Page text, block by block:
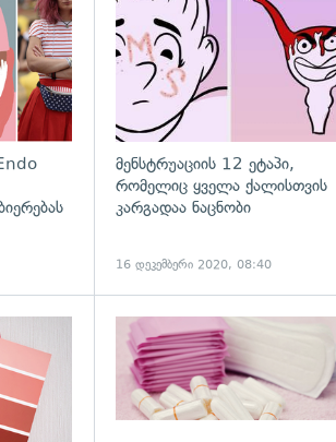
მენსტრუაციის 12 ეტაპი,
რომელიც ყველა ქალისთვის
კარგადაა ნაცნობი
16 დეკემბერი 2020, 08:40
გადახედვა